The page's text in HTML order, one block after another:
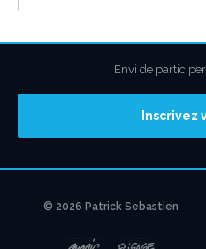
Envi de
Inscrivez
© 2026 Patrick Sebastien